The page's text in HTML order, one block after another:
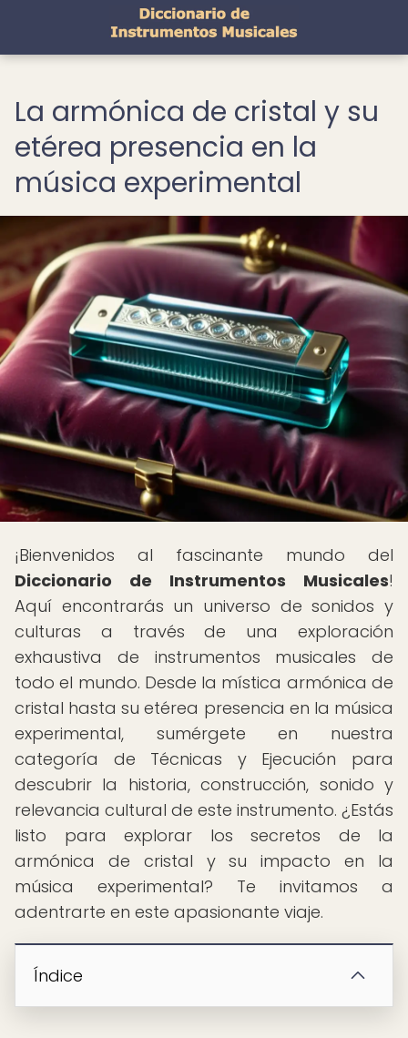
La armónica de cristal y su
etérea presencia en la
música experimental
¡Bienvenidos al fascinante mundo del
Diccionario de Instrumentos Musicales!
Aquí encontrarás un universo de sonidos y
culturas a través de una exploración
exhaustiva de instrumentos musicales de
todo el mundo. Desde la mística armónica de
cristal hasta su etérea presencia en la música
experimental, sumérgete en nuestra
categoría de Técnicas y Ejecución para
descubrir la historia, construcción, sonido y
relevancia cultural de este instrumento. ¿Estás
listo para explorar los secretos de la
armónica de cristal y su impacto en la
música experimental? Te invitamos a
adentrarte en este apasionante viaje.
Índice